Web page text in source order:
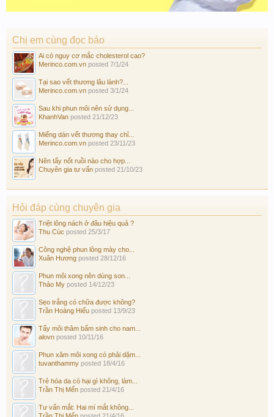
Chị em cùng đọc báo
Ai có nguy cơ mắc cholesterol cao?
Merinco.com.vn posted 7/1/24
Tại sao vết thương lâu lành?...
Merinco.com.vn posted 3/1/24
Sau khi phun môi nên sử dụng...
KhanhVan posted 21/12/23
Miếng dán vết thương thay chỉ...
Merinco.com.vn posted 23/11/23
Nên tẩy nốt ruồi nào cho hợp...
Chuyên gia tư vấn posted 21/10/23
Hỏi đáp cùng chuyên gia
Triệt lông nách ở đâu hiệu quả ?
Thu Cúc posted 25/3/17
Công nghệ phun lông mày cho...
Xuân Hương posted 28/12/16
Phun môi xong nên dùng son...
Thảo My posted 14/12/23
Sẹo trắng có chữa được không?
Trần Hoàng Hiếu posted 13/9/23
Tẩy môi thâm bẩm sinh cho nam...
alovn posted 10/11/16
Phun xăm môi xong có phải dặm...
tuvanthammy posted 18/4/16
Trẻ hóa da có hại gì không, làm...
Trần Thị Mến posted 21/4/16
Tư vấn mắt: Hai mí mắt không...
Trần Thị Mến posted 21/4/16